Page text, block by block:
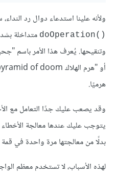
ولأنه علينا استدعاء دوال رد
()doOperation
متداخلة
هرميًا.
وقد يصعب عليك جدًا التعامل مع
يتوجب عليك عندها معالجة
بدلًا من معالجتها مرة واحدة في قمة
لهذه اﻷسباب، لا تستخدم معظم